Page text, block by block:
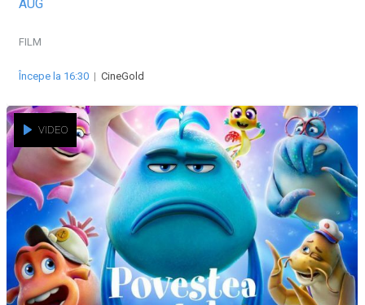
AUG
FILM
Începe la 16:30 | CineGold
VIDEO